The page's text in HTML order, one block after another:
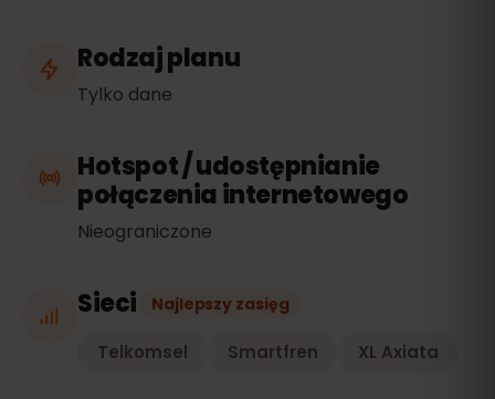
Rodzaj planu
Tylko dane
Hotspot / udostępnianie
połączenia internetowego
Nieograniczone
Sieci Najlepszy zasięg
Telkomsel Smartfren XL Axiata